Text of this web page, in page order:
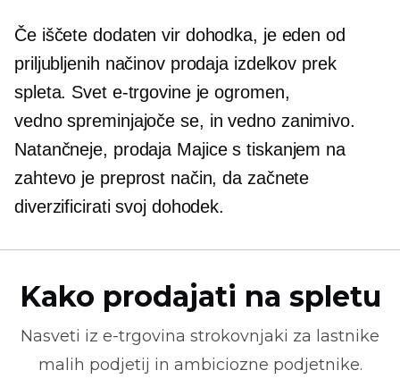
Če iščete dodaten vir dohodka, je eden od
priljubljenih načinov prodaja izdelkov prek
spleta. Svet e-trgovine je ogromen,
vedno spreminjajoče se, in vedno zanimivo.
Natančneje, prodaja Majices tiskanjem na
zahtevo je preprost način, da začnete
diverzificirati svoj dohodek.
Kako prodajati na spletu
Nasveti iz e-trgovina strokovnjaki za lastnike
malih podjetij in ambiciozne podjetnike.